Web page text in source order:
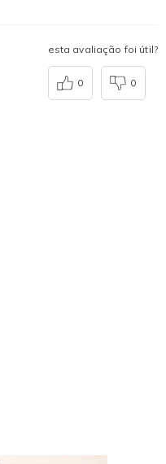
esta avaliação foi útil?
0 0